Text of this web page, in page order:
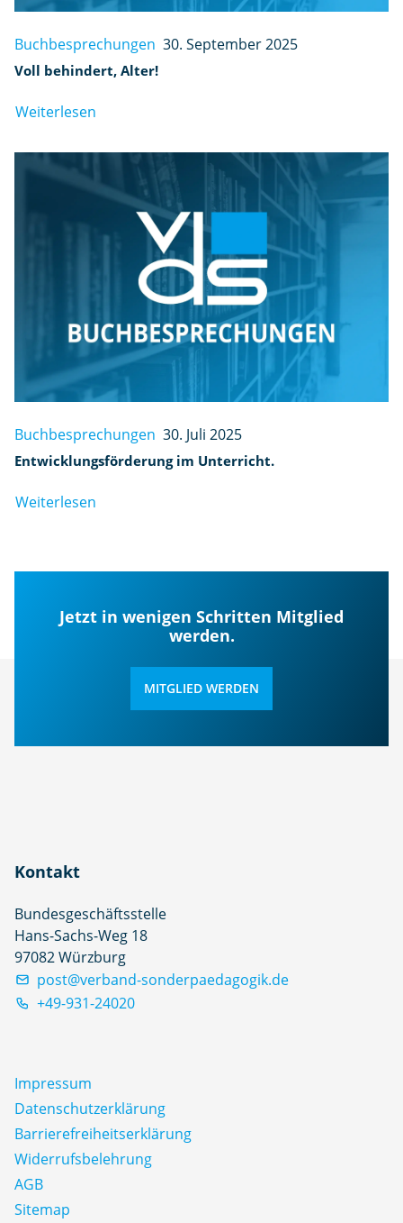
Buchbesprechungen 30. September 2025
Voll behindert, Alter!
Weiterlesen
Buchbesprechungen 30. Juli 2025
Entwicklungsförderung im Unterricht.
Weiterlesen
Jetzt in wenigen Schritten Mitglied
werden.
MITGLIED WERDEN
Kontakt
Bundesgeschäftsstelle
Hans-Sachs-Weg 18
97082 Würzburg
post@verband-sonderpaedagogik.de
+49-931-24020
Impressum
Datenschutz­erklärung
Barrierefreiheitserklärung
Widerrufsbelehrung
AGB
Sitemap